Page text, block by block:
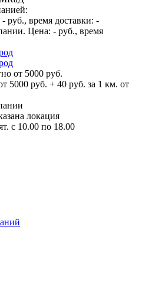
- руб., время доставки: -
Цена: - руб., время
от 5000 руб.
5000 руб. + 40 руб. за 1 км. от
локация
с 10.00 по 18.00